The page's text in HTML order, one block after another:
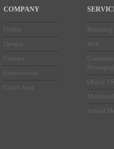
COMPANY
Profile
Προφίλ
Contact
Επικοινωνία
Client Area
Branding
Web
Object VR
Virtual